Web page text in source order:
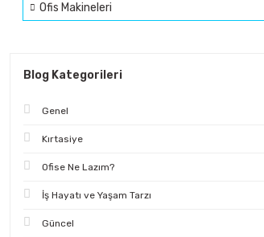
Ofis Makineleri
Blog Kategorileri
Genel
Kırtasiye
Ofise Ne Lazım?
İş Hayatı ve Yaşam Tarzı
Güncel